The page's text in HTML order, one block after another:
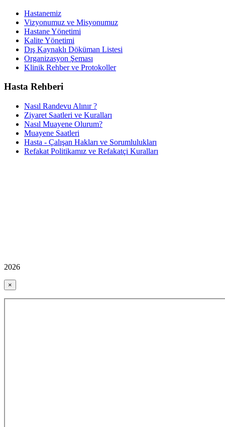
Hastanemiz
Vizyonumuz ve Misyonumuz
Hastane Yönetimi
Kalite Yönetimi
Dış Kaynaklı Döküman Listesi
Organizasyon Şeması
Klinik Rehber ve Protokoller
Hasta Rehberi
Nasıl Randevu Alınır ?
Ziyaret Saatleri ve Kuralları
Nasıl Muayene Olurum?
Muayene Saatleri
Hasta - Çalışan Hakları ve Sorumlulukları
Refakat Politikamız ve Refakatçi Kuralları
2026
×